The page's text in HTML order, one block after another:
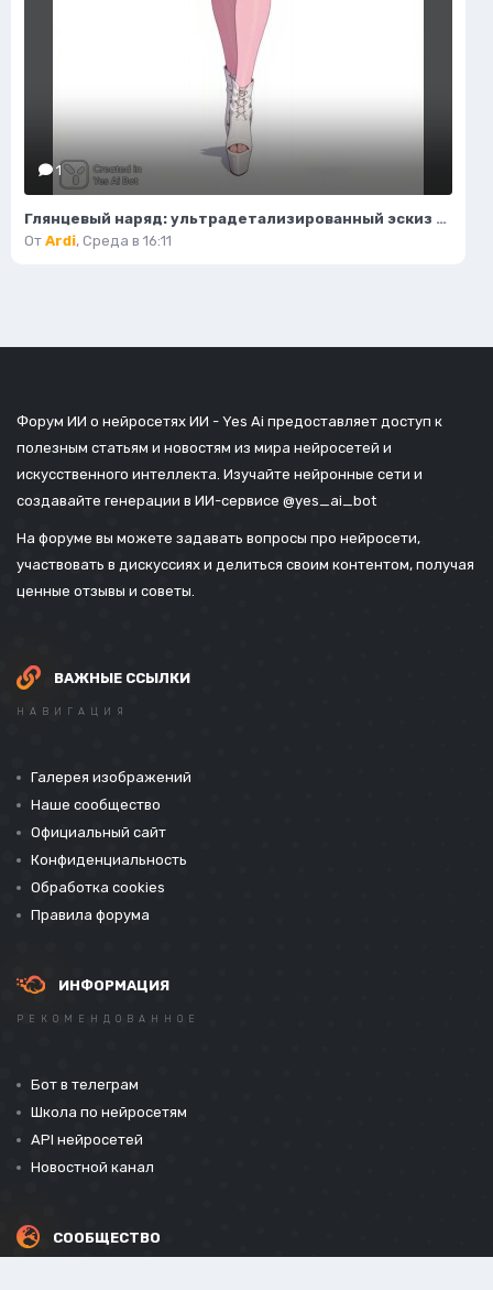
1
Глянцевый наряд: ультрадетализированный эскиз моды и гламура в стиле пастель. Картинка из нейронной сети Flux Ai
От Ardi, Среда в 16:11
Форум ИИ о нейросетях ИИ - Yes Ai предоставляет доступ к
полезным статьям и новостям из мира нейросетей и
искусственного интеллекта. Изучайте нейронные сети и
создавайте генерации в ИИ-сервисе @yes_ai_bot
На форуме вы можете задавать вопросы про нейросети,
участвовать в дискуссиях и делиться своим контентом, получая
ценные отзывы и советы.
ВАЖНЫЕ ССЫЛКИ
НАВИГАЦИЯ
Галерея изображений
Наше сообщество
Официальный сайт
Конфиденциальность
Обработка cookies
Правила форума
ИНФОРМАЦИЯ
РЕКОМЕНДОВАННОЕ
Бот в телеграм
Школа по нейросетям
API нейросетей
Новостной канал
СООБЩЕСТВО